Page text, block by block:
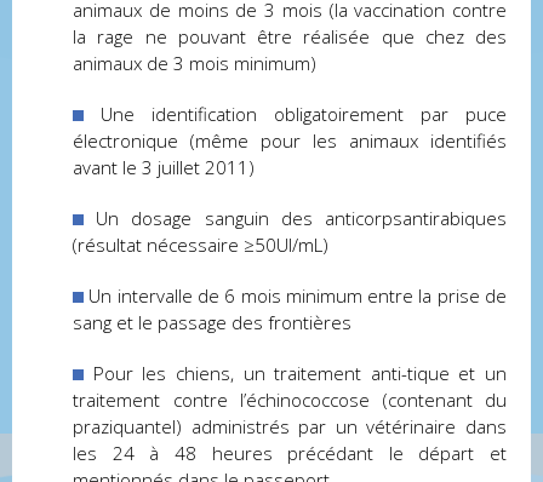
animaux de moins de 3 mois (la vaccination contre
la rage ne pouvant être réalisée que chez des
animaux de 3 mois minimum)
Une identification obligatoirement par puce
électronique (même pour les animaux identifiés
avant le 3 juillet 2011)
Un dosage sanguin des anticorpsantirabiques
(résultat nécessaire ≥50UI/mL)
Un intervalle de 6 mois minimum entre la prise de
sang et le passage des frontières
Pour les chiens, un traitement anti-tique et un
traitement contre l’échinococcose (contenant du
praziquantel) administrés par un vétérinaire dans
les 24 à 48 heures précédant le départ et